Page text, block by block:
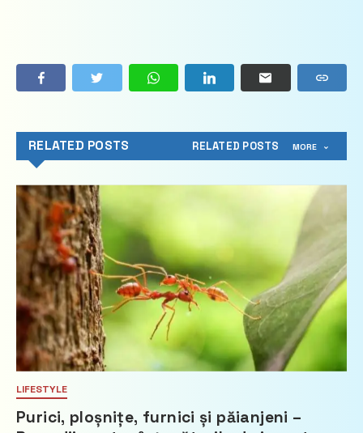
RELATED POSTS RELATED POSTS MORE
LIFESTYLE
Purici, ploșnițe, furnici și păianjeni –